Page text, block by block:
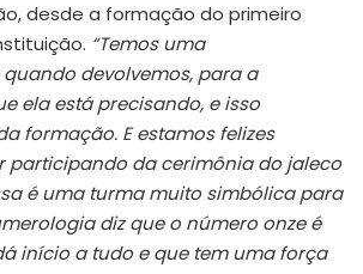
desde a formação do primeiro
“Temos uma
devolvemos, para a
ela está precisando, e isso
formação. E estamos felizes
participando da cerimônia do jaleco
é uma turma muito simbólica para
diz que o número onze é
início a tudo e que tem uma força